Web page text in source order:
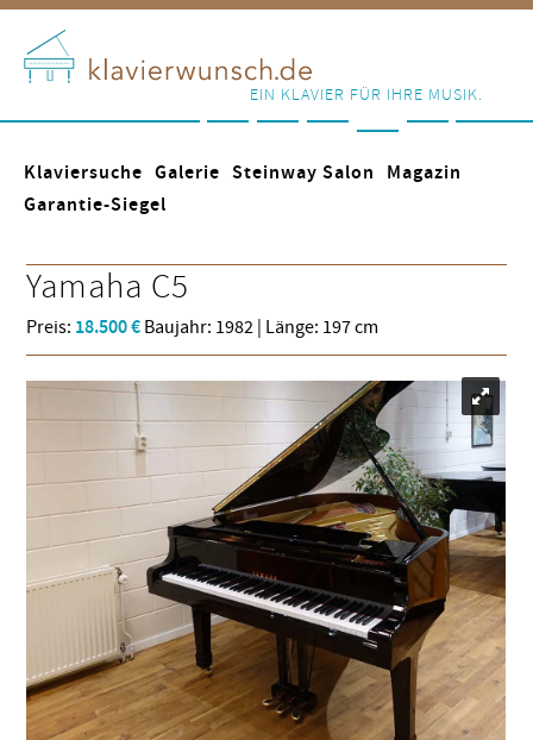
EIN KLAVIER FÜR IHRE MUSIK.
Klaviersuche Galerie Steinway Salon
Magazin
Garantie-Siegel
Yamaha C5
Preis: 18.500 € Baujahr: 1982 | Länge: 197 cm